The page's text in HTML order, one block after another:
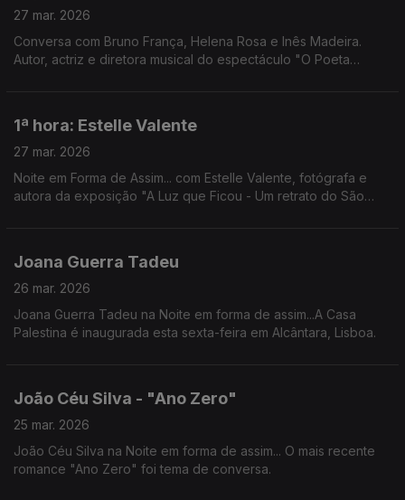
27 mar. 2026
Conversa com Bruno França, Helena Rosa e Inês Madeira.
Autor, actriz e diretora musical do espectáculo "O Poeta
1ª hora: Estelle Valente
27 mar. 2026
Noite em Forma de Assim... com Estelle Valente, fotógrafa e
autora da exposição "A Luz que Ficou - Um retrato do São
Joana Guerra Tadeu
26 mar. 2026
Joana Guerra Tadeu na Noite em forma de assim...A Casa
Palestina é inaugurada esta sexta-feira em Alcântara, Lisboa.
João Céu Silva - "Ano Zero"
25 mar. 2026
João Céu Silva na Noite em forma de assim... O mais recente
romance "Ano Zero" foi tema de conversa.